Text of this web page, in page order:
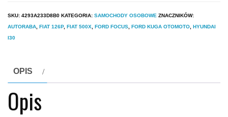
SKU: 4293A233D8B0 KATEGORIA: SAMOCHODY OSOBOWE ZNACZNIKÓW:
AUTORABA FIAT 126P, FIAT 500X FORD FOCUS FORD KUGA OTOMOTO HYUNDAI
I30
OPIS
Opis